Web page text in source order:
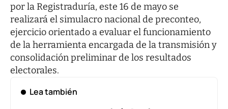
por la Registraduría, este 16 de mayo se
realizará el simulacro nacional de preconteo,
ejercicio orientado a evaluar el funcionamiento
de la herramienta encargada de la transmisión y
consolidación preliminar de los resultados
electorales.
Lea también